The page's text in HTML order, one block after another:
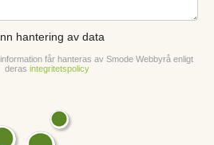
hantering av data
får hanteras av Smode Webbyrå enligt
deras integritetspolicy